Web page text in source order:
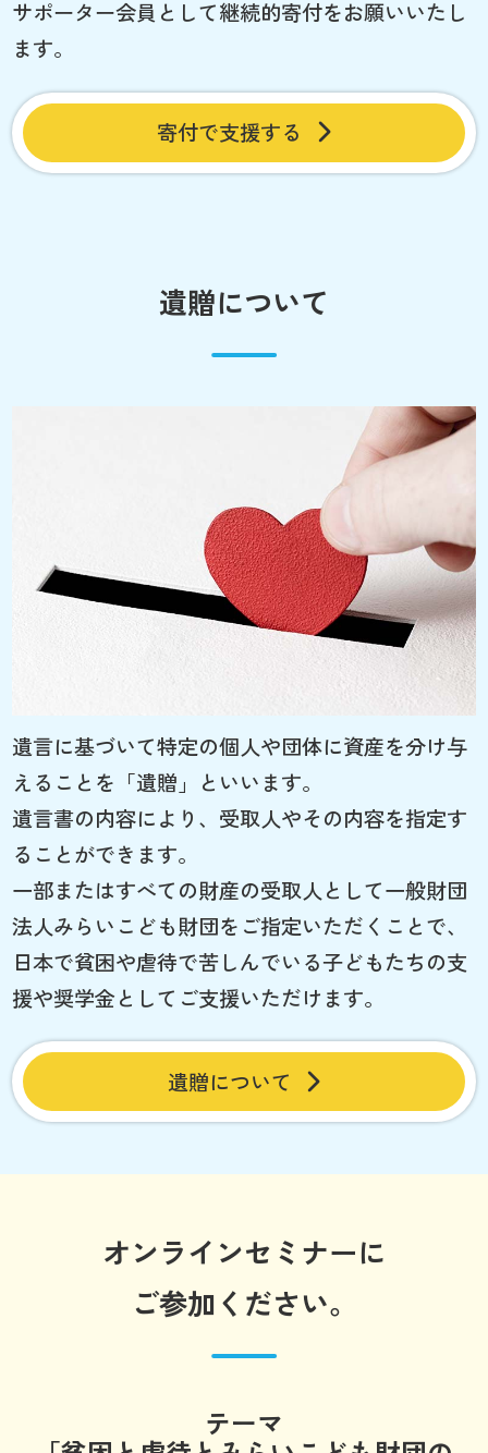
サポーター会員として継続的寄付をお願いいたし
ます。
寄付で支援する
遺贈について
遺言に基づいて特定の個人や団体に資産を分け与
えることを「遺贈」といいます。
遺言書の内容により、受取人やその内容を指定す
ることができます。
一部またはすべての財産の受取人として一般財団
法人みらいこども財団をご指定いただくことで、
日本で貧困や虐待で苦しんでいる子どもたちの支
援や奨学金としてご支援いただけます。
遺贈について
オンラインセミナーに
ご参加ください。
テーマ